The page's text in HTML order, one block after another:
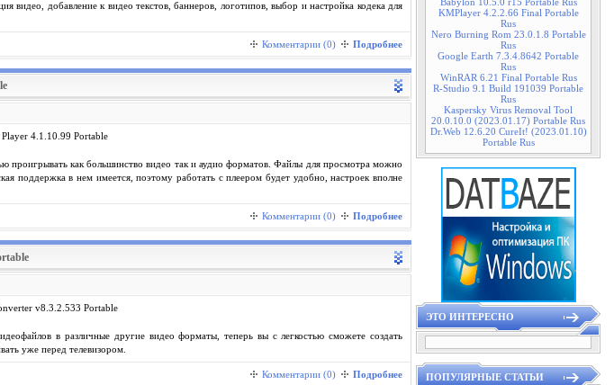
видео, добавление к видео текстов, баннеров, логотипов, выбор и настройка кодека для
Комментарии (0) Подробнее
проигрывать как большинство видео так и аудио форматов. Файлы для просмотра можно
поддержка в нем имеется, поэтому работать с плеером будет удобно, настроек вполне
Комментарии (0) Подробнее
в различные другие видео форматы, теперь вы с легкостью сможете создать
уже перед телевизором.
Комментарии (0) Подробнее
KMPlayer 4.2.2.66 Final Portable
Rus
Nero Burning Rom 23.0.1.8 Portable
Rus
Google Earth 7.3.4.8642 Portable
Rus
WinRAR 6.21 Final Portable Rus
R-Studio 9.1 Build 191039 Portable
Rus
Kaspersky Virus Removal Tool
20.0.10.0 (2023.01.17) Portable Rus
Dr.Web 12.6.20 CureIt! (2023.01.10)
Portable Rus
ЭТО ИНТЕРЕСНО
ПОПУЛЯРНЫЕ СТАТЬИ